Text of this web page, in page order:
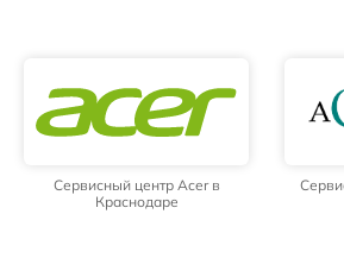
Сервисный центр Acer в
Краснодаре